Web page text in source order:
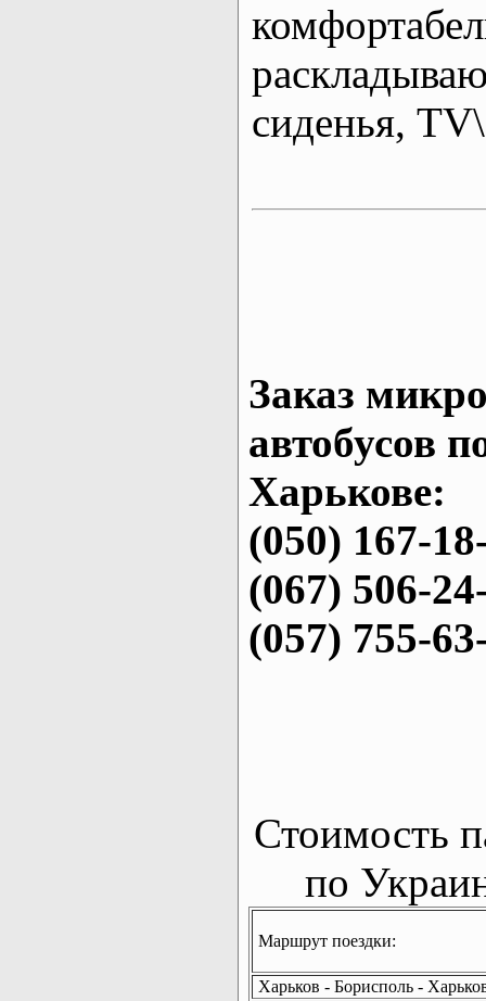
сиденья,
Заказ
автобусов
Харькове:
(050) 167-
(067) 506-
(057) 755-
Стоимость
по
Маршрут поездки:
Харьков - Борисполь -